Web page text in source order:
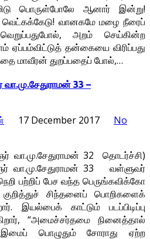
பொருள்போலே ஆனார் இன்று!
வானகமே மழை நீரைப்
அறம் செய்கின்ற
தன்கையை விரிப்பது
மாவீரன் துறப்பதைப் போல்,…
33 –
17 December 2017
No
வா.மு.சேதுராமன் 32 தொடர்ச்சி)
வா.மு.சேதுராமன் 33 வள்ளுவர்
பற்றிப் பேச வந்த பெருங்கவிக்கோ
சிந்தனைப் பொறிகளைக்
இயல்பைக் காட்டும் படப்பிடிப்பு
“அமைச்சர்தமை நினைத்தால்
இமைப் பொழுதும் சோராது ஏற்ற